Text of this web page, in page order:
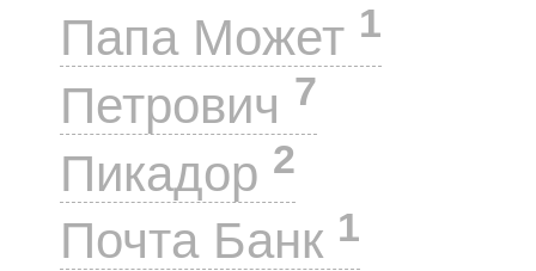
Папа Может 1
Петрович 7
Пикадор 2
Почта Банк 1